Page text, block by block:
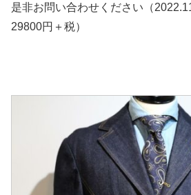
是非お問い合わせください（
29800円＋税）